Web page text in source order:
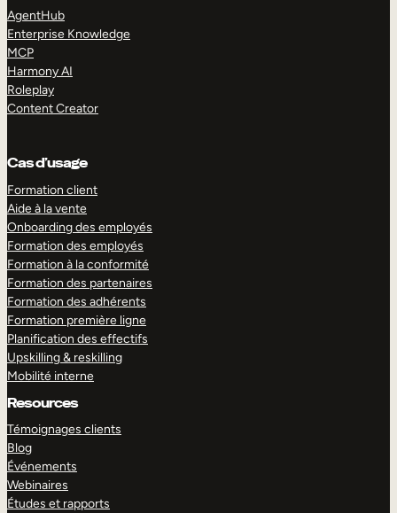
AgentHub
Enterprise Knowledge
MCP
Harmony AI
Roleplay
Content Creator
Cas d’usage
Formation client
Aide à la vente
Onboarding des employés
Formation des employés
Formation à la conformité
Formation des partenaires
Formation des adhérents
Formation première ligne
Planification des effectifs
Upskilling & reskilling
Mobilité interne
Resources
Témoignages clients
Blog
Événements
Webinaires
Études et rapports